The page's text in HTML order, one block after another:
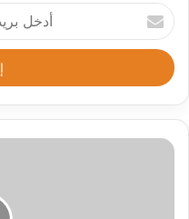
أ
د
خ
ل
ر
د